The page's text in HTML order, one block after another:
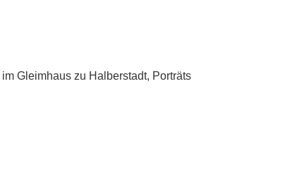
Gleimhaus zu Halberstadt, Porträts